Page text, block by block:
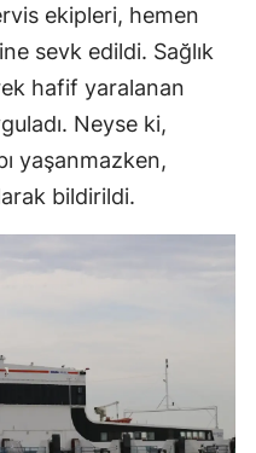
Hatay
Isparta
Mersin
İstanbul
Kayseri
Kırklareli
ekipleri, hemen
sevk edildi. Sağlık
hafif yaralanan
Neyse ki,
yaşanmazken,
bildirildi.